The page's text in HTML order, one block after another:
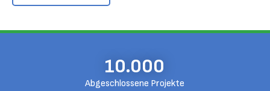
10.000
Abgeschlossene Projekte